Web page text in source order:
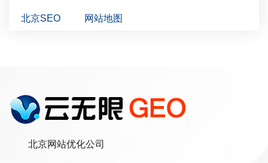
北京SEO 网站地图
北京网站优化公司